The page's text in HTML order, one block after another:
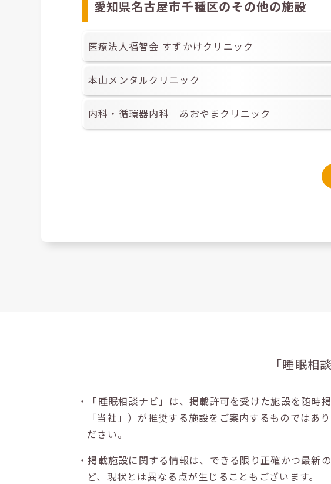
愛知県名古屋市千種区のその他の施設
医療法人福智会 すずかけクリニック
本山メンタルクリニック
内科・循環器内科 あおやまクリニック
「睡眠相
・「睡眠相談ナビ」は、掲載許可を受けた施設を随
「当社」）が推奨する施設をご案内するものでは
ださい。
・掲載施設に関する情報は、できる限り正確かつ最
ど、現状とは異なる点が生じることもございます。